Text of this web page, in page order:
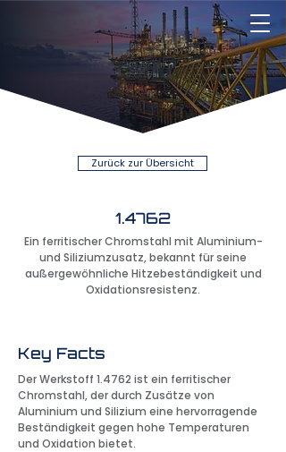
Zurück zur Übersicht
1.4762
Ein ferritischer Chromstahl mit Aluminium-
und Siliziumzusatz, bekannt für seine
außergewöhnliche Hitzebeständigkeit und
Oxidationsresistenz.
Key Facts
Der Werkstoff 1.4762 ist ein ferritischer
Chromstahl, der durch Zusätze von
Aluminium und Silizium eine hervorragende
Beständigkeit gegen hohe Temperaturen
und Oxidation bietet.